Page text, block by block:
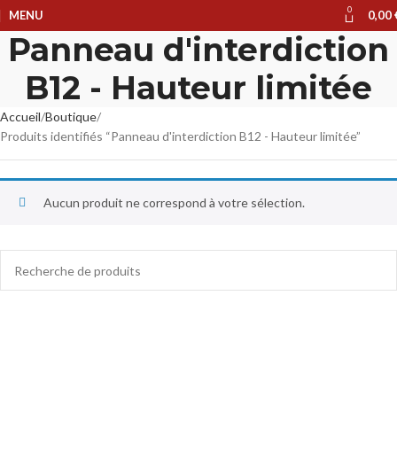
MENU 0 0,00
Panneau d'interdiction
B12 - Hauteur limitée
Accueil Boutique
Produits identifiés “Panneau d'interdiction B12 - Hauteur limitée”
Aucun produit ne correspond à votre sélection.